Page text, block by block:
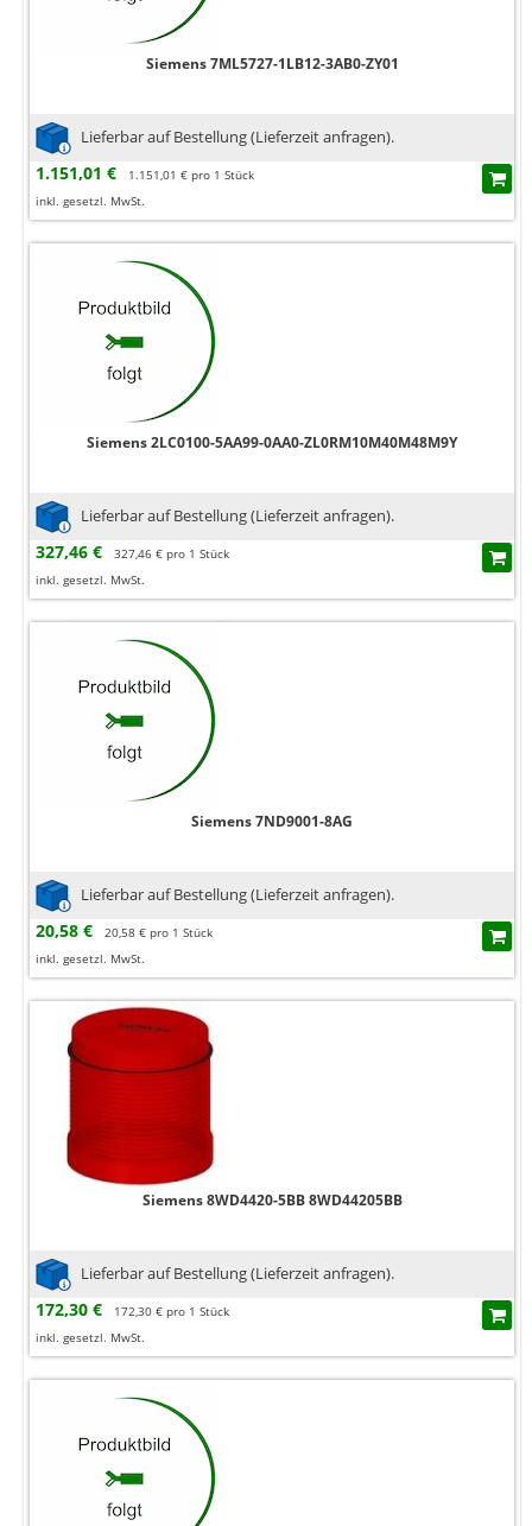
Siemens 7ML5727-1LB12-3AB0-ZY01
Lieferbar auf Bestellung (Lieferzeit anfragen).
1.151,01 €
1.151,01 € pro 1 Stück
inkl. gesetzl. MwSt.
Siemens 2LC0100-5AA99-0AA0-ZL0RM10M40M48M9Y
Lieferbar auf Bestellung (Lieferzeit anfragen).
327,46 €
327,46 € pro 1 Stück
inkl. gesetzl. MwSt.
Siemens 7ND9001-8AG
Lieferbar auf Bestellung (Lieferzeit anfragen).
20,58 €
20,58 € pro 1 Stück
inkl. gesetzl. MwSt.
Siemens 8WD4420-5BB 8WD44205BB
Lieferbar auf Bestellung (Lieferzeit anfragen).
172,30 €
172,30 € pro 1 Stück
inkl. gesetzl. MwSt.